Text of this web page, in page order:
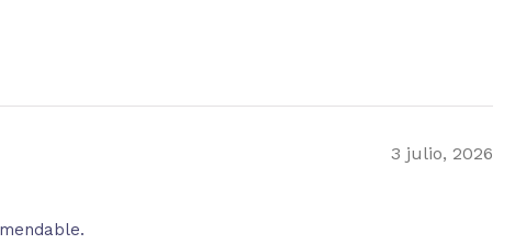
3 julio, 2026